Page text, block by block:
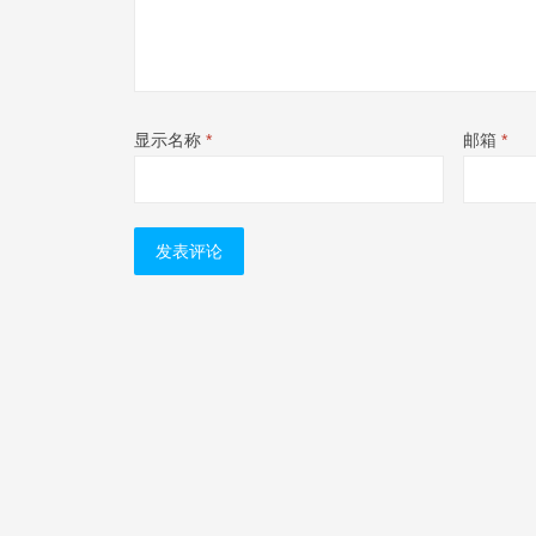
显示名称 * 邮箱 *